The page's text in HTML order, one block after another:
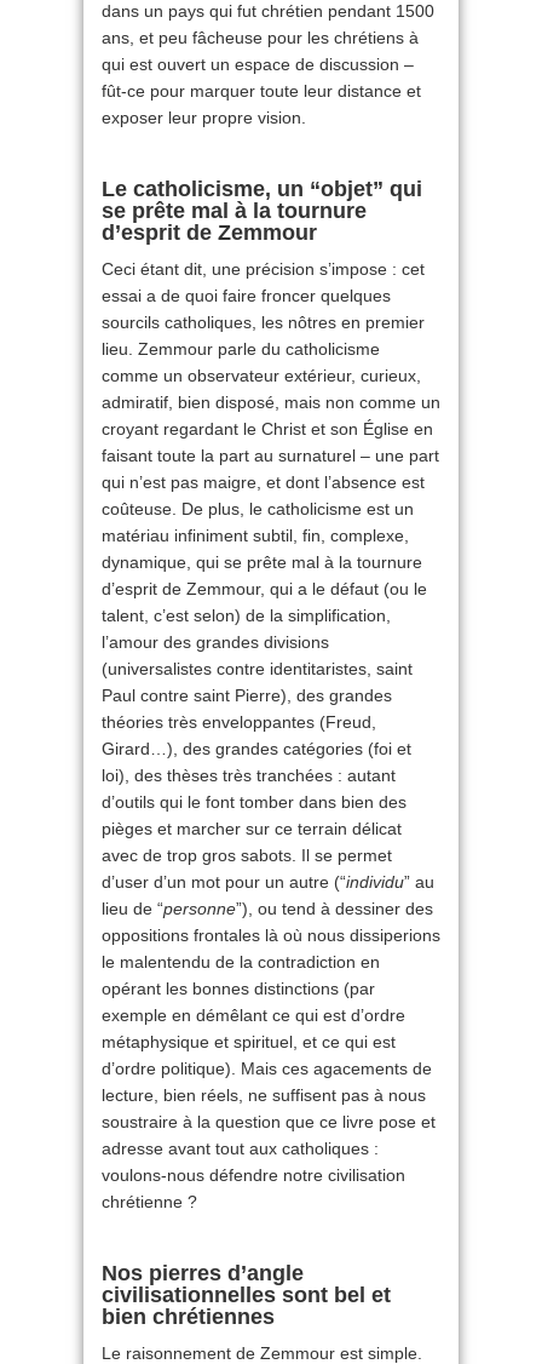
dans un pays qui fut chrétien pendant 1500
ans, et peu fâcheuse pour les chrétiens à
qui est ouvert un espace de discussion –
fût-ce pour marquer toute leur distance et
exposer leur propre vision.
Le catholicisme, un “objet” qui
se prête mal à la tournure
d’esprit de Zemmour
Ceci étant dit, une précision s’impose : cet
essai a de quoi faire froncer quelques
sourcils catholiques, les nôtres en premier
lieu. Zemmour parle du catholicisme
comme un observateur extérieur, curieux,
admiratif, bien disposé, mais non comme un
croyant regardant le Christ et son Église en
faisant toute la part au surnaturel – une part
qui n’est pas maigre, et dont l’absence est
coûteuse. De plus, le catholicisme est un
matériau infiniment subtil, fin, complexe,
dynamique, qui se prête mal à la tournure
d’esprit de Zemmour, qui a le défaut (ou le
talent, c’est selon) de la simplification,
l’amour des grandes divisions
(universalistes contre identitaristes, saint
Paul contre saint Pierre), des grandes
théories très enveloppantes (Freud,
Girard…), des grandes catégories (foi et
loi), des thèses très tranchées : autant
d’outils qui le font tomber dans bien des
pièges et marcher sur ce terrain délicat
avec de trop gros sabots. Il se permet
d’user d’un mot pour un autre (“individu” au
lieu de “personne”), ou tend à dessiner des
oppositions frontales là où nous dissiperions
le malentendu de la contradiction en
opérant les bonnes distinctions (par
exemple en démêlant ce qui est d’ordre
métaphysique et spirituel, et ce qui est
d’ordre politique). Mais ces agacements de
lecture, bien réels, ne suffisent pas à nous
soustraire à la question que ce livre pose et
adresse avant tout aux catholiques :
voulons-nous défendre notre civilisation
chrétienne ?
Nos pierres d’angle
civilisationnelles sont bel et
bien chrétiennes
Le raisonnement de Zemmour est simple.